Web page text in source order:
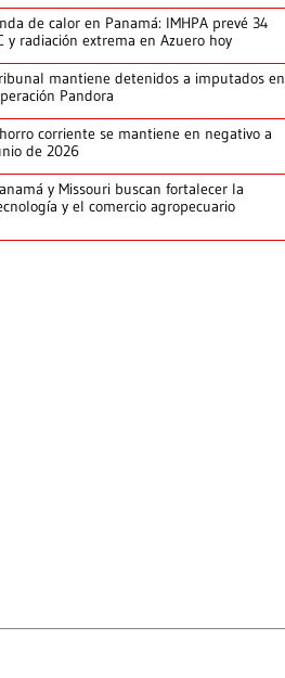
de calor en Panamá: IMHPA prevé 34
y radiación extrema en Azuero hoy
mantiene detenidos a imputados en
Pandora
corriente se mantiene en negativo a
de 2026
y Missouri buscan fortalecer la
y el comercio agropecuario